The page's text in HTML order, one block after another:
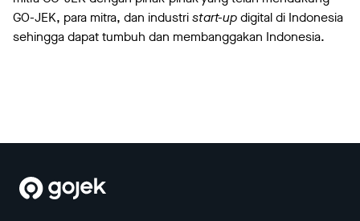
GO-JEK, para mitra, dan industristart-updigital di Indonesia
sehingga dapat tumbuh dan membanggakan Indonesia.